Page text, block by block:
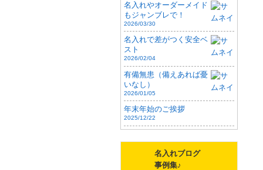
名入れやオーダーメイド
もジャンブレで！
2026/03/30
名入れで差がつく安全ベ
スト
2026/02/04
有備無患（備えあれば憂
いなし）
2026/01/05
年末年始のご挨拶
2025/12/22
名入れブログ
事例集♪